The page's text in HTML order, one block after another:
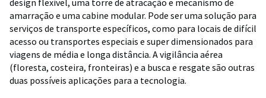
amarração e uma cabine modular. Pode ser uma solução para
serviços de transporte específicos, como para locais de difícil
acesso ou transportes especiais e super dimensionados para
viagens de média e longa distância. A vigilância aérea
(floresta, costeira, fronteiras) e a busca e resgate são outras
duas possíveis aplicações para a tecnologia.